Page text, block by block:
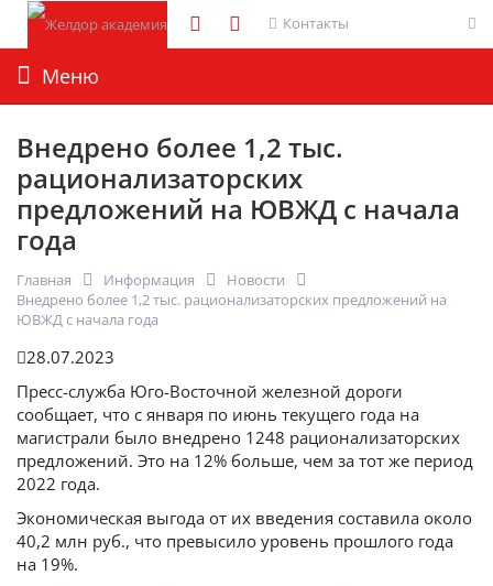
Контакты
Меню
Внедрено более 1,2 тыс.
рационализаторских
предложений на ЮВЖД с начала
года
Главная Информация
Новости
Внедрено более 1,2 тыс. рационализаторских предложений на
ЮВЖД с начала года
28.07.2023
Пресс-служба Юго-Восточной железной дороги
сообщает, что с января по июнь текущего года на
магистрали было внедрено 1248 рационализаторских
предложений. Это на 12% больше, чем за тот же период
2022 года.
Экономическая выгода от их введения составила около
40,2 млн руб., что превысило уровень прошлого года
на 19%.